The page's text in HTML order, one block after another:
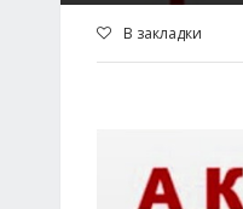
В закладки